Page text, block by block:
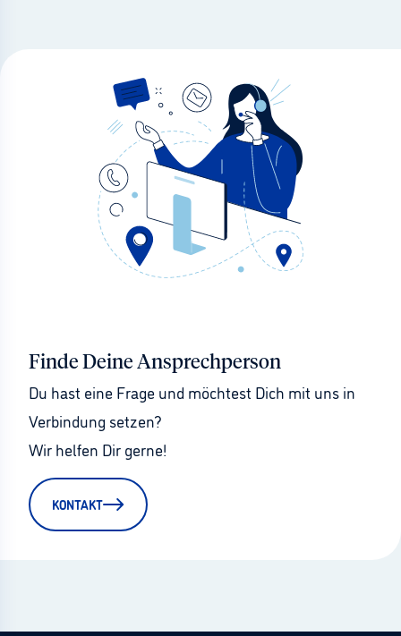
Finde Deine Ansprechperson
Du hast eine Frage und möchtest Dich mit uns in
Verbindung setzen?
Wir helfen Dir gerne!
KONTAKT